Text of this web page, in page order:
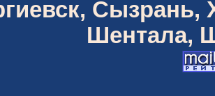
Шентала,